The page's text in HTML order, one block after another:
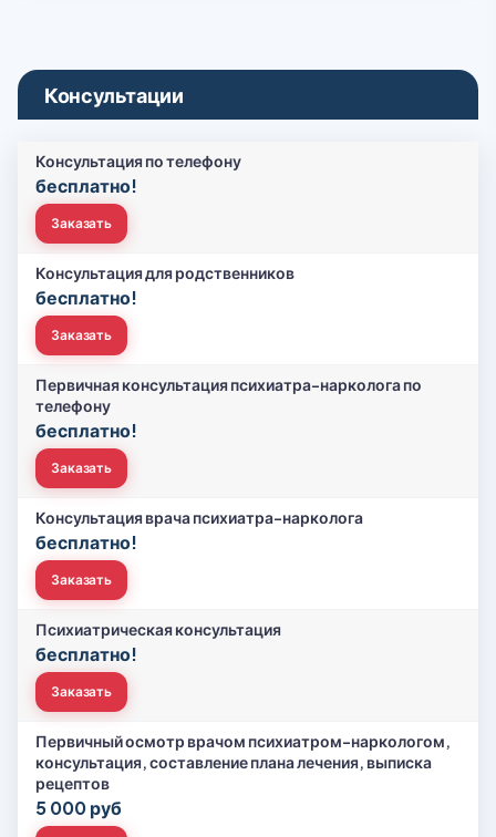
Консультации
Консультация по телефону
бесплатно!
Заказать
Консультация для родственников
бесплатно!
Заказать
Первичная консультация психиатра-нарколога по
телефону
бесплатно!
Заказать
Консультация врача психиатра-нарколога
бесплатно!
Заказать
Психиатрическая консультация
бесплатно!
Заказать
Первичный осмотр врачом психиатром-наркологом,
консультация, составление плана лечения, выписка
рецептов
5 000 руб